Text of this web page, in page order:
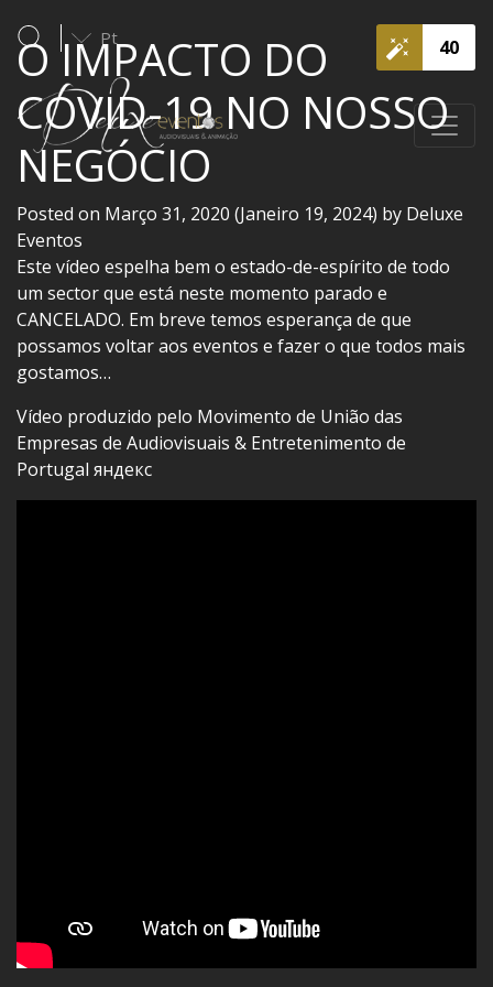
40
Pt
O IMPACTO DO
COVID-19 NO NOSSO
NEGÓCIO
Posted on Março 31, 2020 (Janeiro 19, 2024) by Deluxe
Eventos
Este vídeo espelha bem o estado-de-espírito de todo
um sector que está neste momento parado e
CANCELADO. Em breve temos esperança de que
possamos voltar aos eventos e fazer o que todos mais
gostamos…
Vídeo produzido pelo Movimento de União das
Empresas de Audiovisuais & Entretenimento de
Portugal яндекс